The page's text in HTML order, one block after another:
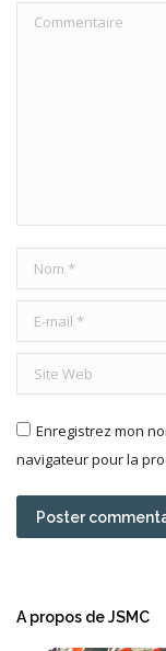
Commentaire
Nom *
E-mail *
Site Web
Enregistrez mon
navigateur pour la
Poster
A propos de JSMC